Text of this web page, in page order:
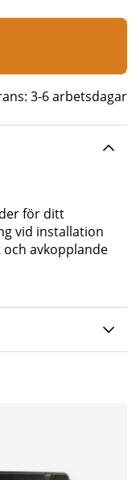
3-6 arbetsdagar
för ditt
vid installation
avkopplande